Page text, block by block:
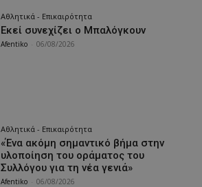
Αθλητικά - Επικαιρότητα
Εκεί συνεχίζει ο Μπαλόγκουν
Afentiko 06/08/2026
Αθλητικά - Επικαιρότητα
«Ένα ακόμη σημαντικό βήμα στην
υλοποίηση του οράματος του
Συλλόγου για τη νέα γενιά»
Afentiko 06/08/2026